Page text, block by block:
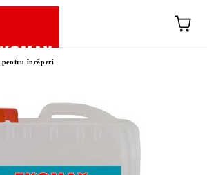
pentru încăperi